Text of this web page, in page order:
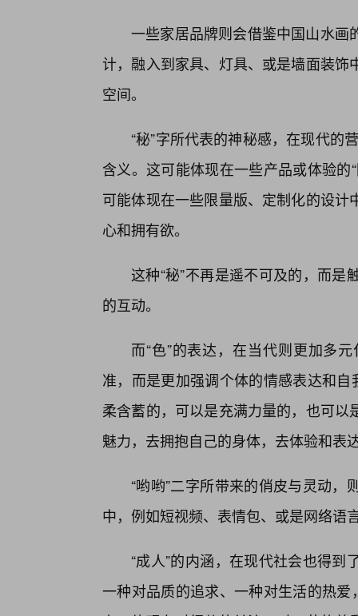
一些家居品牌则会借鉴中国山水画
计，融入到家具、灯具、或是墙面装
空间。
“秘”字所代表的神秘感，在现代的
含义。这可能体现在一些产品或体验
可能体现在一些限量版、定制化的设
心和拥有欲。
这种“秘”不再是遥不可及的，而
的互动。
而“色”的表达，在当代则更加多
准，而是更加强调个体的情感表达和
柔含蓄的，可以是充满力量的，也可
魅力，去拥抱自己的身体，去体验和表
“哟哟”二字所带来的俏皮与灵动
中，例如短视频、表情包、或是网络语
“成人”的内涵，在现代社会也得
一种对品质的追求、一种对生活的热